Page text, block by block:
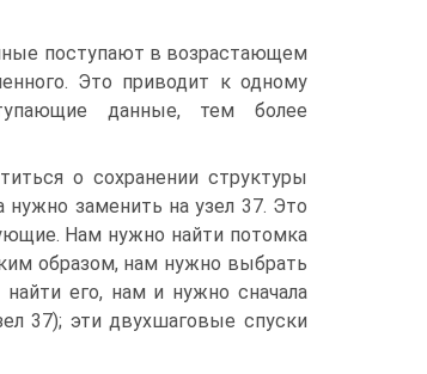
поступают в возрастающем
Это приводит к одному
данные, тем более
о сохранении структуры
нужно заменить на узел 37. Это
Нам нужно найти потомка
образом, нам нужно выбрать
его, нам и нужно сначала
37); эти двухшаговые спуски